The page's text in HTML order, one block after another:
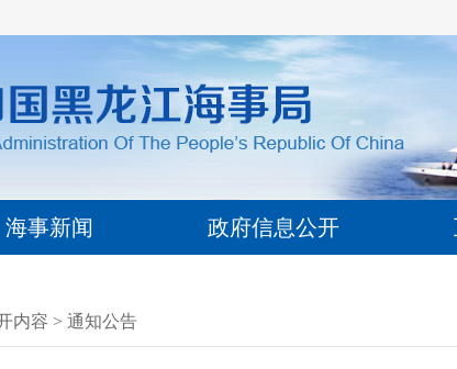
海事新闻 政府信息公开
内容 > 通知公告